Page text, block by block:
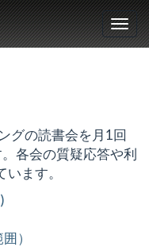
グの読書会を月1回
各会の質疑応答や利
ます。
）